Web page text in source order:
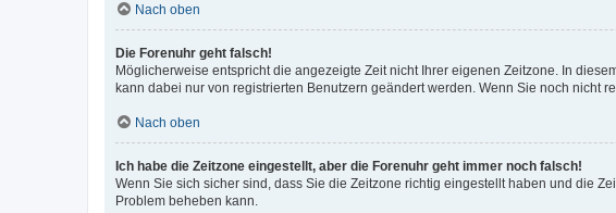
Nach oben
Die Forenuhr geht falsch!
Möglicherweise entspricht die angezeigte Zeit nicht Ihrer eigenen Zeitzone. In
kann dabei nur von registrierten Benutzern geändert werden. Wenn Sie noch nicht
Nach oben
Ich habe die Zeitzone eingestellt, aber die Forenuhr geht immer noch falsch!
Wenn Sie sich sicher sind, dass Sie die Zeitzone richtig eingestellt haben und die
Problem beheben kann.